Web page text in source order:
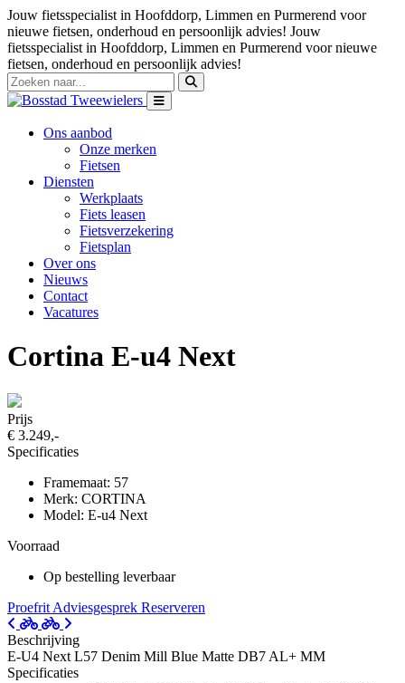
Jouw fietsspecialist in Hoofddorp, Limmen en Purmerend voor
nieuwe fietsen, onderhoud en persoonlijk advies! Jouw
fietsspecialist in Hoofddorp, Limmen en Purmerend voor nieuwe
fietsen, onderhoud en persoonlijk advies!
Ons aanbod
Onze merken
Fietsen
Diensten
Werkplaats
Fiets leasen
Fietsverzekering
Fietsplan
Over ons
Nieuws
Contact
Vacatures
Cortina E-u4 Next
Prijs
€ 3.249,-
Specificaties
Framemaat: 57
Merk: CORTINA
Model: E-u4 Next
Voorraad
Op bestelling leverbaar
Proefrit Adviesgesprek Reserveren
Beschrijving
E-U4 Next L57 Denim Mill Blue Matte DB7 AL+ MM
Specificaties